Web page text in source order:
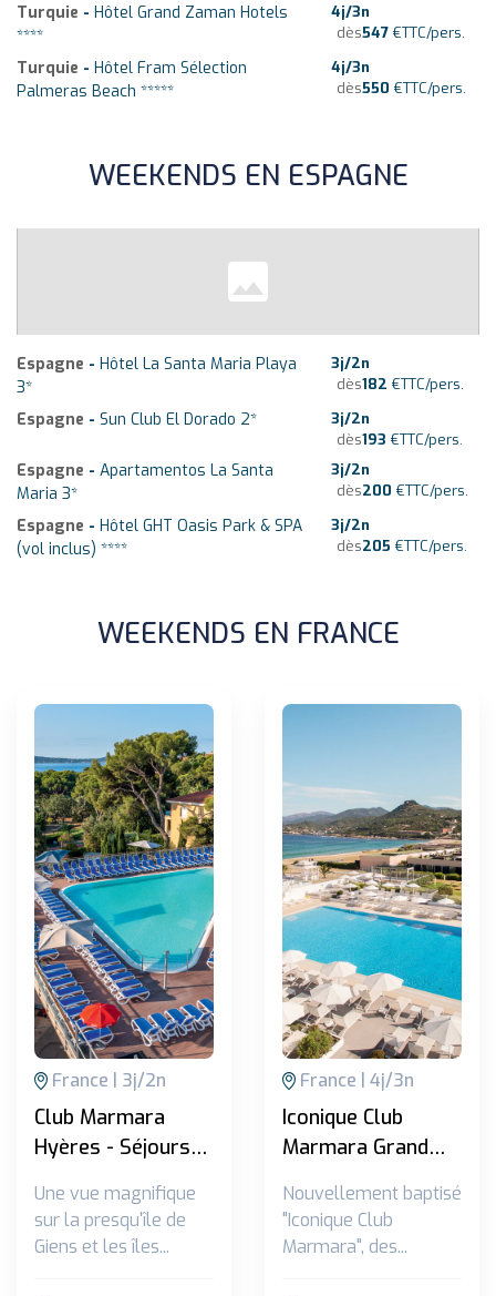
Turquie - Hôtel Grand Zaman Hotels
****
4j/3n
dès547€TTC/pers.
Turquie - Hôtel Fram Sélection
Palmeras Beach *****
4j/3n
dès550 €TTC/pers.
WEEKENDS EN ESPAGNE
Espagne - Hôtel La Santa Maria Playa
3*
3j/2n
dès182 €TTC/pers.
Espagne - Sun Club El Dorado 2* 3j/2n
dès193 €TTC/pers.
Espagne - Apartamentos La Santa
Maria 3*
3j/2n
dès200 €TTC/pers.
Espagne - Hôtel GHT Oasis Park & SPA
(vol inclus) ****
3j/2n
dès205 €TTC/pers.
WEEKENDS EN FRANCE
France 3j/2n
Club Marmara
Hyères - Séjours
***
Une vue magnifique
sur la presqu'île de
Giens et les îles...
France 4j/3n
Iconique Club
Marmara Grand
***
Nouvellement baptisé
"Iconique Club
Marmara", des...